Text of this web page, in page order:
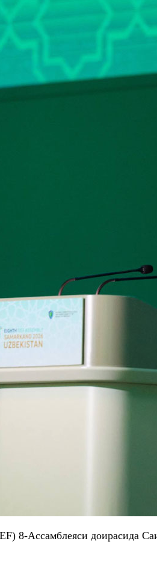
8-Ассамблеяси доирасида